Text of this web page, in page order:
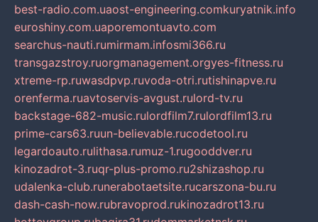
best-radio.com.uaost-engineering.comkuryatnik.info
euroshiny.com.uaporemontuavto.com
searchus-nauti.rumirmam.infosmi366.ru
transgazstroy.ruorgmanagement.orgyes-fitness.ru
xtreme-rp.ruwasdpvp.ruvoda-otri.rutishinapve.ru
orenferma.ruavtoservis-avgust.rulord-tv.ru
backstage-682-music.rulordfilm7.rulordfilm13.ru
prime-cars63.ruun-believable.rucodetool.ru
legardoauto.rulithasa.rumuz-1.rugooddver.ru
kinozadrot-3.ruqr-plus-promo.ru2shizashop.ru
udalenka-club.runerabotaetsite.rucarszona-bu.ru
dash-cash-now.rubravoprod.rukinozadrot13.ru